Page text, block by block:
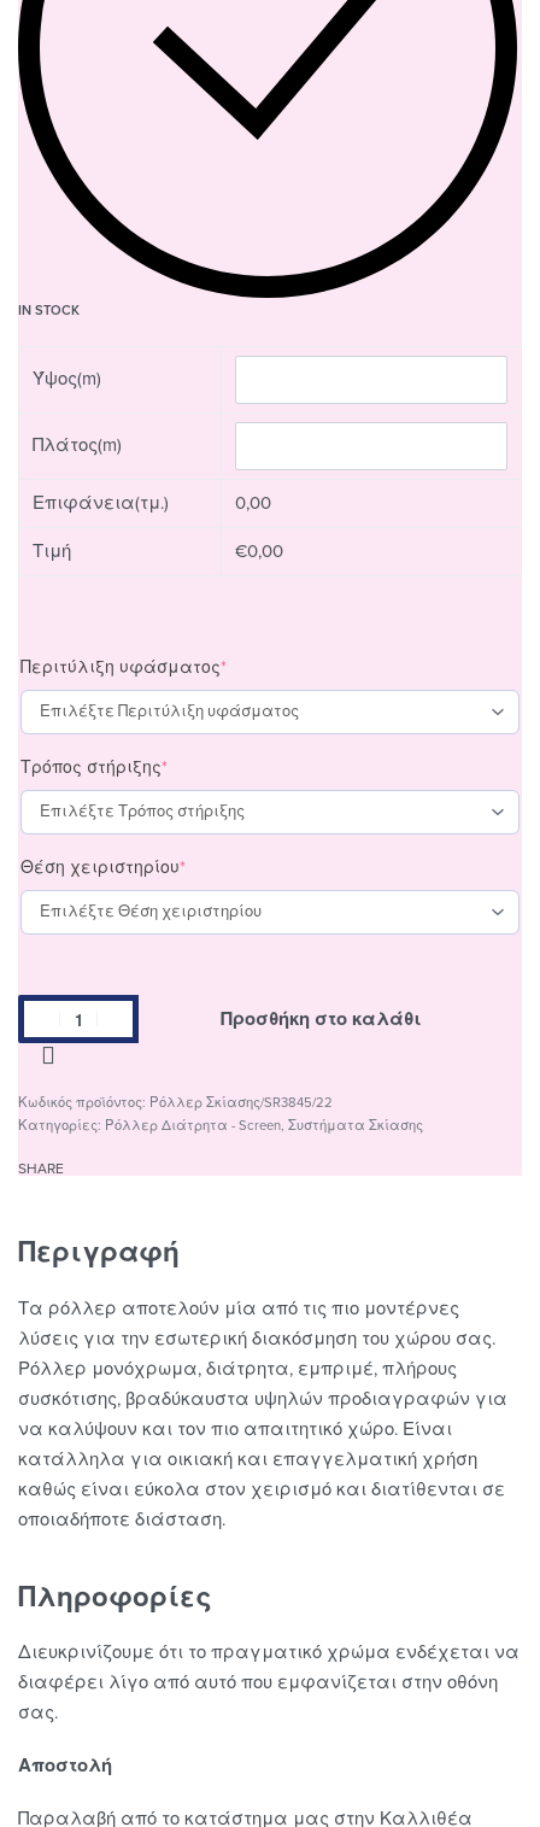
IN STOCK
Ύψος(m)
Πλάτος(m)
Επιφάνεια(τμ.) 0,00
Τιμή €0,00
Περιτύλιξη υφάσματος*
Τρόπος στήριξης*
Θέση χειριστηρίου*
Προσθήκη στο καλάθι
Ρόλλερ Σκίασης/SR3845/22
Κατηγορίες: Ρόλλερ Διάτρητα - Screen, Συστήματα Σκίασης
SHARE
Περιγραφή
Τα ρόλλερ αποτελούν μία από τις πιο μοντέρνες
λύσεις για την εσωτερική διακόσμηση του χώρου σας.
Ρόλλερ μονόχρωμα, διάτρητα, εμπριμέ, πλήρους
συσκότισης, βραδύκαυστα υψηλών προδιαγραφών για
να καλύψουν και τον πιο απαιτητικό χώρο. Είναι
κατάλληλα για οικιακή και επαγγελματική χρήση
καθώς είναι εύκολα στον χειρισμό και διατίθενται σε
οποιαδήποτε διάσταση.
Πληροφορίες
Διευκρινίζουμε ότι το πραγματικό χρώμα ενδέχεται να
διαφέρει λίγο από αυτό που εμφανίζεται στην οθόνη
σας.
Αποστολή
Παραλαβή από το κατάστημα μας στην Καλλιθέα